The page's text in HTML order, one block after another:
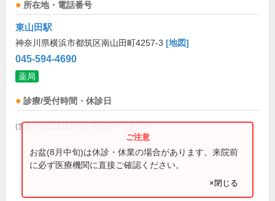
所在地・電話番号
東山田駅
神奈川県横浜市都筑区南山田町4257-3 [地図]
045-594-4690
薬局
診療/受付時間・休診日
(営業時間は直接お問い合わせください)
お盆(8月中旬)は休診・休業の場合があります。来院前
に必ず医療機関に直接ご確認ください。
×閉じる